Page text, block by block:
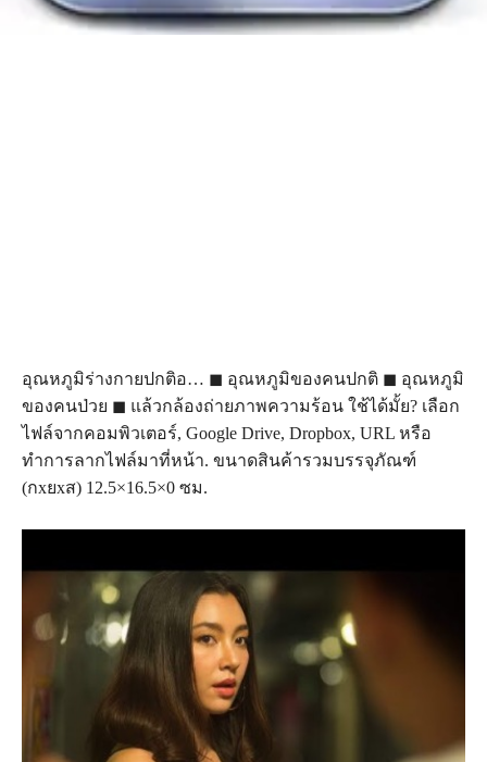
อุณหภูมิร่างกายปกติอ… ◼ อุณหภูมิของคนปกติ ◼ อุณหภูมิ
ของคนป่วย ◼ แล้วกล้องถ่ายภาพความร้อน ใช้ได้มั้ย? เลือก
ไฟล์จากคอมพิวเตอร์, Google Drive, Dropbox, URL หรือ
ทำการลากไฟล์มาที่หน้า. ขนาดสินค้ารวมบรรจุภัณฑ์
(กxยxส) 12.5×16.5×0 ซม.